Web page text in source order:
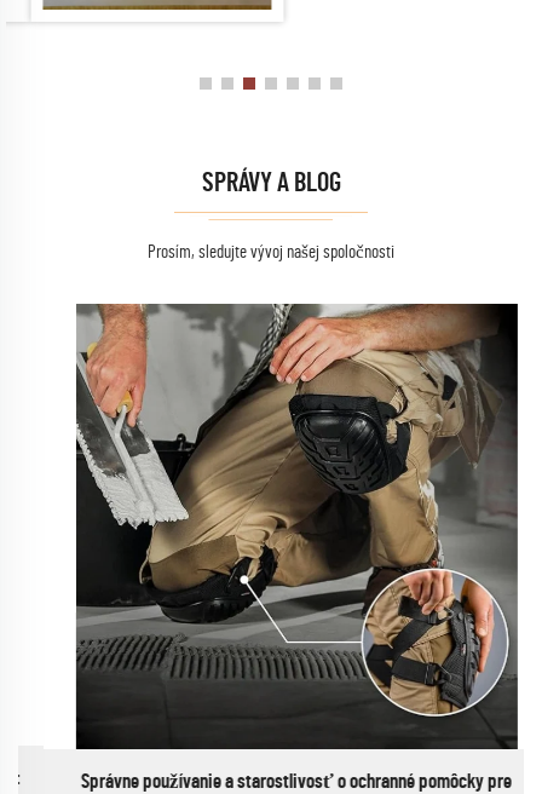
SPRÁVY A BLOG
Prosím, sledujte vývoj našej spoločnosti
Správne používanie a starostlivosť o ochranné pomôcky pre